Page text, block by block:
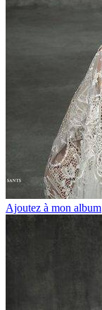
Ajoutez à mon album